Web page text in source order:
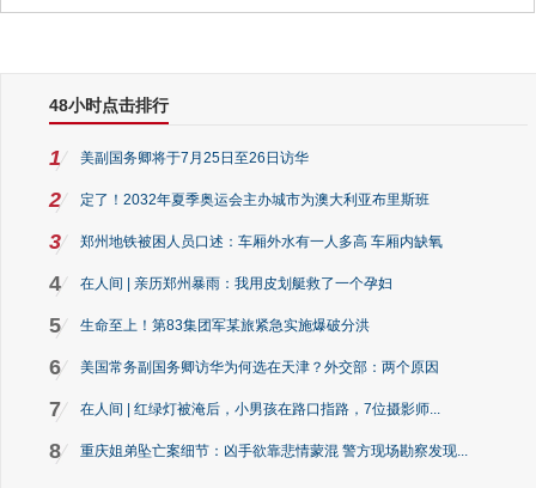
48小时点击排行
1 美副国务卿将于7月25日至26日访华
2 定了！2032年夏季奥运会主办城市为澳大利亚布里斯班
3 郑州地铁被困人员口述：车厢外水有一人多高 车厢内缺氧
4 在人间 | 亲历郑州暴雨：我用皮划艇救了一个孕妇
5 生命至上！第83集团军某旅紧急实施爆破分洪
6 美国常务副国务卿访华为何选在天津？外交部：两个原因
7 在人间 | 红绿灯被淹后，小男孩在路口指路，7位摄影师...
8 重庆姐弟坠亡案细节：凶手欲靠悲情蒙混 警方现场勘察发现...